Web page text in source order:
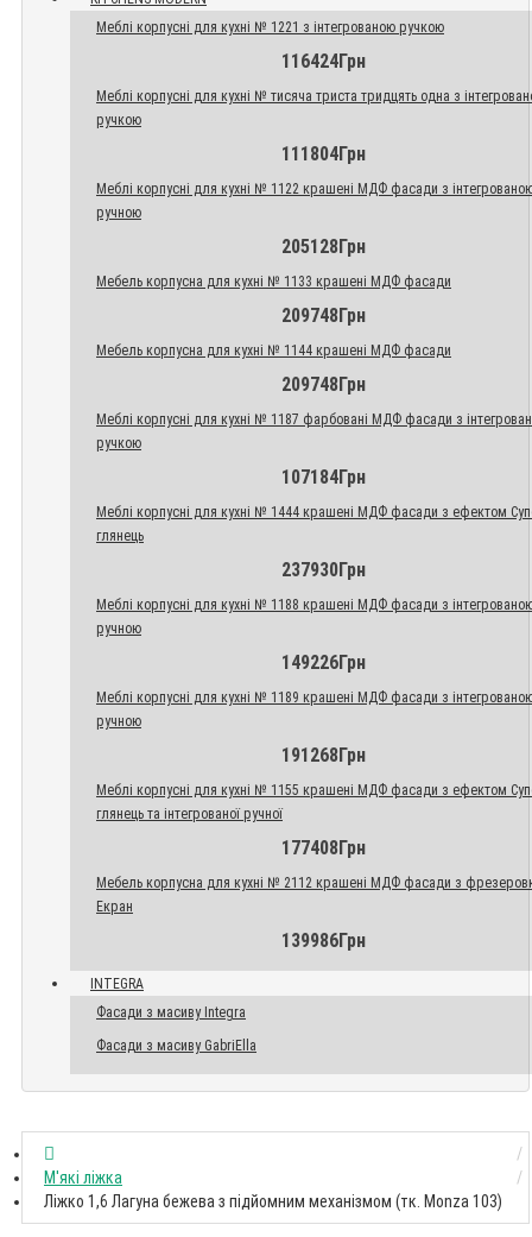
Меблі корпусні для кухні № 1221 з інтегрованою ручкою
116424Грн
Меблі корпусні для кухні № тисяча триста тридцять одна з
ручкою
111804Грн
Меблі корпусні для кухні № 1122 крашені МДФ фасади з
ручною
205128Грн
Мебель корпусна для кухні № 1133 крашені МДФ фасади
209748Грн
Мебель корпусна для кухні № 1144 крашені МДФ фасади
209748Грн
Меблі корпусні для кухні № 1187 фарбовані МДФ фасади з
ручкою
107184Грн
Меблі корпусні для кухні № 1444 крашені МДФ фасади з ефектом
глянець
237930Грн
Меблі корпусні для кухні № 1188 крашені МДФ фасади з
ручною
149226Грн
Меблі корпусні для кухні № 1189 крашені МДФ фасади з
ручною
191268Грн
Меблі корпусні для кухні № 1155 крашені МДФ фасади з ефектом
глянець та інтегрованої ручної
177408Грн
Мебель корпусна для кухні № 2112 крашені МДФ фасади з
Екран
139986Грн
INTEGRA
Фасади з масиву Integra
Фасади з масиву GabriElla
М'які ліжка
Ліжко 1,6 Лагуна бежева з підйомним механізмом (тк. Monza 103)